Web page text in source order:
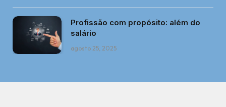
Profissão com propósito: além do
salário
agosto 25, 2025